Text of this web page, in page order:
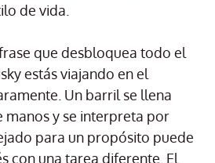
de vida.
que desbloquea todo el
estás viajando en el
Un barril se llena
manos y se interpreta por
para un propósito puede
con una tarea diferente. El